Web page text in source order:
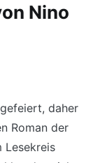
Nino
daher
Roman der
Lesekreis